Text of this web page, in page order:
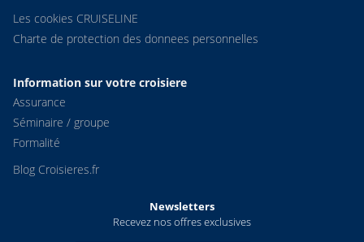
Les cookies CRUISELINE
Charte de protection des donnees personnelles
Information sur votre croisiere
Assurance
Séminaire / groupe
Formalité
Blog Croisieres.fr
Newsletters
Recevez nos offres exclusives